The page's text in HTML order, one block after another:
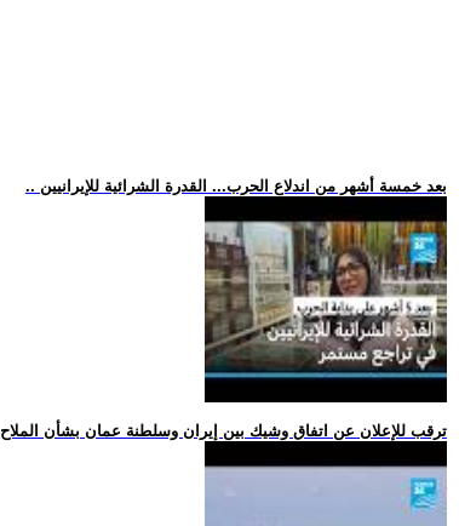
.. بعد خمسة أشهر من اندلاع الحرب... القدرة الشرائية للإيرانيين
.. ترقب للإعلان عن اتفاق وشيك بين إيران وسلطنة عمان بشأن الملاح